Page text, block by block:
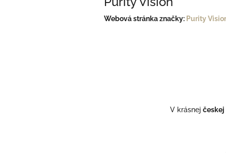
Webová stránka značky: Purity
V krásnej českej